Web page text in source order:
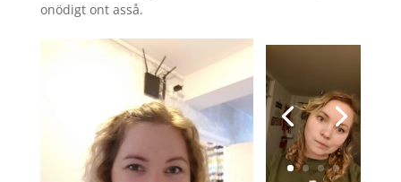
onödigt ont asså.